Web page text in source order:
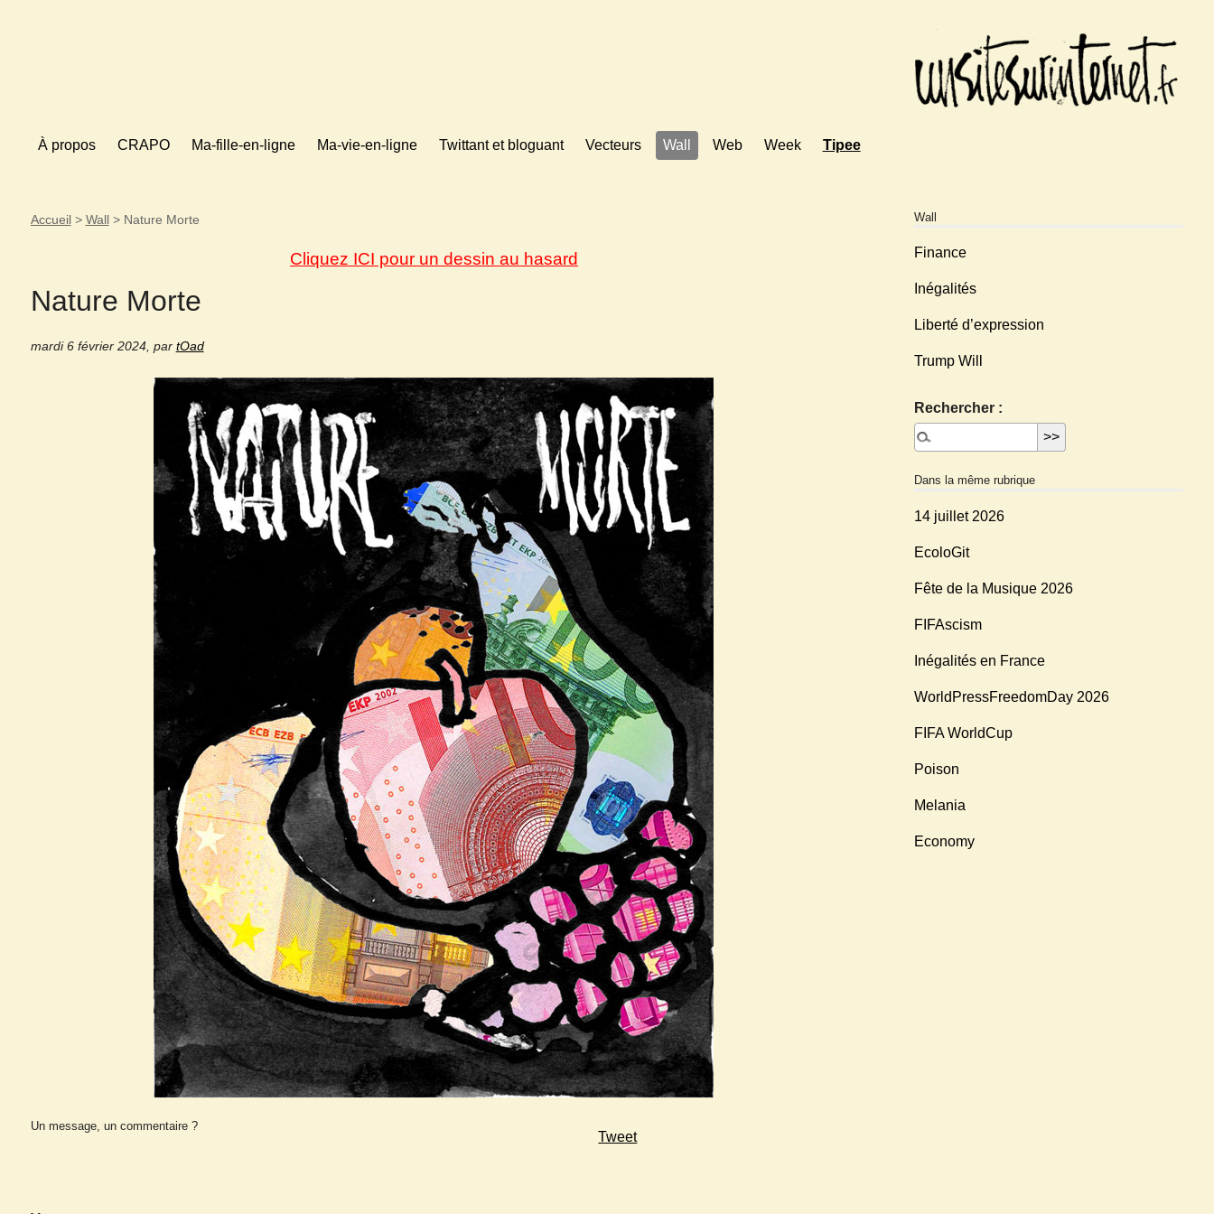
À propos CRAPO Ma-fille-en-ligne Ma-vie-en-ligne Twittant et bloguant Vecteurs Wall Web Week Tipee
Accueil> Wall> Nature Morte
Cliquez ICI pour un dessin au hasard
Nature Morte
mardi 6 février 2024, par tOad
Tweet
Un message, un commentaire ?
Wall
Finance
Inégalités
Liberté d’expression
Trump Will
Rechercher :
Dans la même rubrique
14 juillet 2026
EcoloGit
Fête de la Musique 2026
FIFAscism
Inégalités en France
WorldPressFreedomDay 2026
FIFA WorldCup
Poison
Melania
Economy